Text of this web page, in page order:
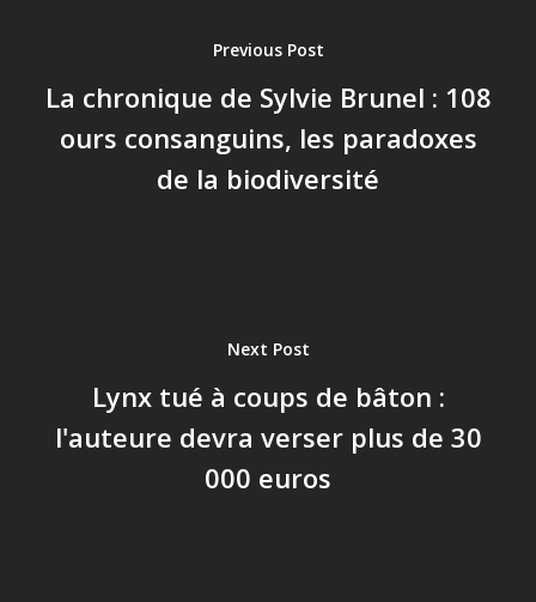
Previous Post
La chronique de Sylvie Brunel : 108
ours consanguins, les paradoxes
de la biodiversité
Next Post
Lynx tué à coups de bâton :
l'auteure devra verser plus de 30
000 euros